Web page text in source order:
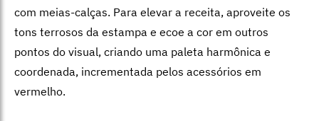
com meias-calças. Para elevar a receita, aproveite os
tons terrosos da estampa e ecoe a cor em outros
pontos do visual, criando uma paleta harmônica e
coordenada, incrementada pelos acessórios em
vermelho.